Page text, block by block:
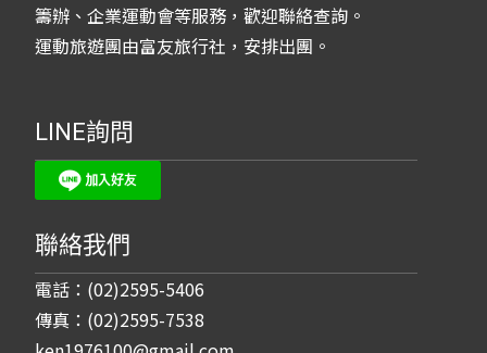
籌辦、企業運動會等服務，歡迎聯絡查詢。
運動旅遊團由富友旅行社，安排出團。
LINE詢問
聯絡我們
電話：(02)2595-5406
傳真：(02)2595-7538